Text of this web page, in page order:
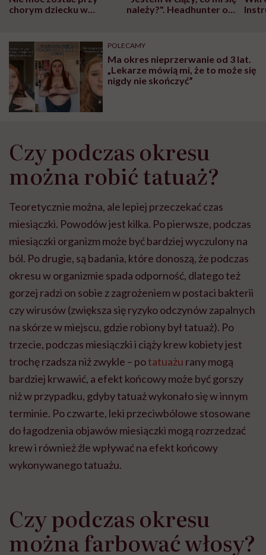
chorym dziecku w
może chyba tylko
głupota i brak
wyobraźni"
należy?". Headhunter o
pracy
POLECAMY
Ma okres nieprzerwanie od 3 lat.
„Lekarze mówią mi, że to może się
nigdy nie skończyć”
Czy podczas okresu
można robić tatuaż?
Teoretycznie można, ale lepiej przeczekać czas
miesiączki. Powodów jest kilka. Po pierwsze, podczas
miesiączki organizm może być bardziej wyczulony na
ból. Po drugie, są badania, które donoszą, że podczas
okresu w organizmie spada odporność, dlatego też
gorzej radzi on sobie z zagrożeniem w postaci bakterii
czy wirusów (zwiększa się ryzyko odczynów zapalnych
na skórze w miejscu, gdzie robiony był tatuaż). Po
trzecie, podczas miesiączki i ciąży krew kobiety jest
trochę rzadsza niż zwykle – potatuażu rany mogą
bardziej krwawić, a efekt końcowy może być gorszy
niż w przypadku, gdyby tatuaż wykonało się w innym
terminie. Po czwarte, leki przeciwbólowe stosowane
do łagodzenia objawów miesiączki mogą rozrzedzać
krew i również źle wpływać na efekt końcowy
wykonywanego tatuażu.
Czy podczas okresu
można farbować włosy?